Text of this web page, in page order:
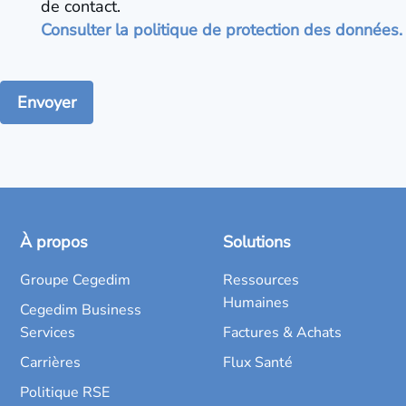
de contact.
Consulter la politique de protection des données.
À propos
Groupe Cegedim
Cegedim Business
Services
Carrières
Politique RSE
Solutions
Ressources
Humaines
Factures & Achats
Flux Santé